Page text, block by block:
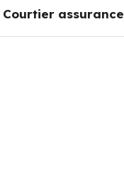
Courtier assurance